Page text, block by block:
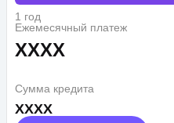
1 год
Ежемесячный платеж
XXXX
Сумма кредита
XXXX